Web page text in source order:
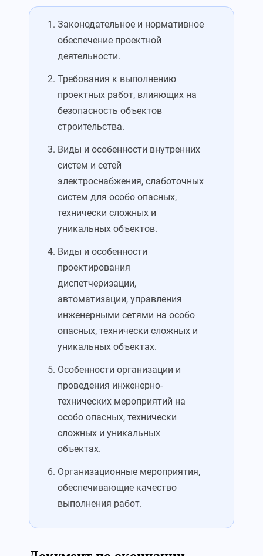
Законодательное и нормативное
обеспечение проектной
деятельности.
Требования к выполнению
проектных работ, влияющих на
безопасность объектов
строительства.
Виды и особенности внутренних
систем и сетей
электроснабжения, слаботочных
систем для особо опасных,
технически сложных и
уникальных объектов.
Виды и особенности
проектирования
диспетчеризации,
автоматизации, управления
инженерными сетями на особо
опасных, технически сложных и
уникальных объектах.
Особенности организации и
проведения инженерно-
технических мероприятий на
особо опасных, технически
сложных и уникальных
объектах.
Организационные мероприятия,
обеспечивающие качество
выполнения работ.